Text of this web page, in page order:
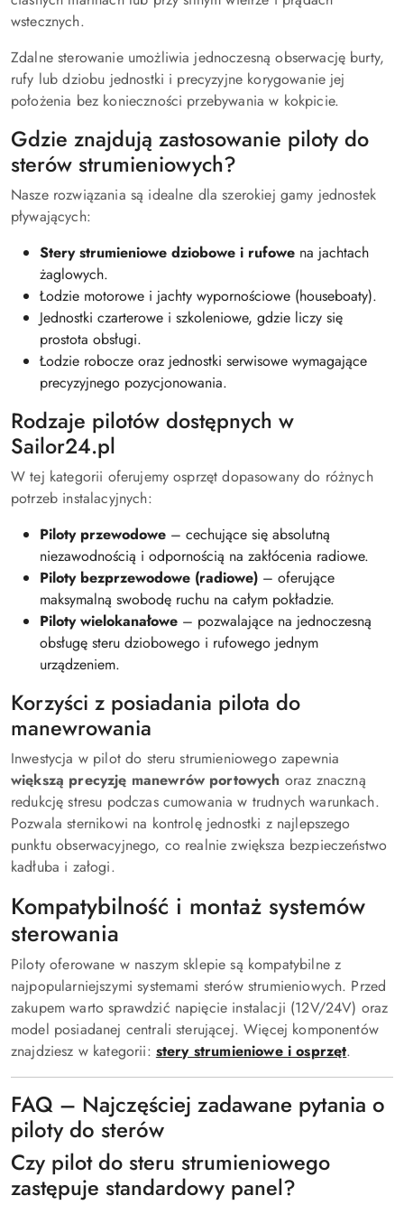
wstecznych.
Zdalne sterowanie umożliwia jednoczesną obserwację burty,
rufy lub dziobu jednostki i precyzyjne korygowanie jej
położenia bez konieczności przebywania w kokpicie.
Gdzie znajdują zastosowanie piloty do
sterów strumieniowych?
Nasze rozwiązania są idealne dla szerokiej gamy jednostek
pływających:
Stery strumieniowe dziobowe i rufowe na jachtach
żaglowych.
Łodzie motorowe i jachty wypornościowe (houseboaty).
Jednostki czarterowe i szkoleniowe, gdzie liczy się
prostota obsługi.
Łodzie robocze oraz jednostki serwisowe wymagające
precyzyjnego pozycjonowania.
Rodzaje pilotów dostępnych w
Sailor24.pl
W tej kategorii oferujemy osprzęt dopasowany do różnych
potrzeb instalacyjnych:
Piloty przewodowe – cechujące się absolutną
niezawodnością i odpornością na zakłócenia radiowe.
Piloty bezprzewodowe (radiowe) – oferujące
maksymalną swobodę ruchu na całym pokładzie.
Piloty wielokanałowe – pozwalające na jednoczesną
obsługę steru dziobowego i rufowego jednym
urządzeniem.
Korzyści z posiadania pilota do
manewrowania
Inwestycja w pilot do steru strumieniowego zapewnia
większą precyzję manewrów portowych oraz znaczną
redukcję stresu podczas cumowania w trudnych warunkach.
Pozwala sternikowi na kontrolę jednostki z najlepszego
punktu obserwacyjnego, co realnie zwiększa bezpieczeństwo
kadłuba i załogi.
Kompatybilność i montaż systemów
sterowania
Piloty oferowane w naszym sklepie są kompatybilne z
najpopularniejszymi systemami sterów strumieniowych. Przed
zakupem warto sprawdzić napięcie instalacji (12V/24V) oraz
model posiadanej centrali sterującej. Więcej komponentów
znajdziesz w kategorii: stery strumieniowe i osprzęt.
FAQ – Najczęściej zadawane pytania o
piloty do sterów
Czy pilot do steru strumieniowego
zastępuje standardowy panel?